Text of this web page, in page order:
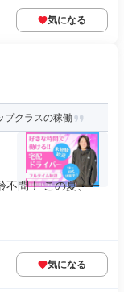
気になる
プクラスの稼働
不問！ この夏、一
気になる